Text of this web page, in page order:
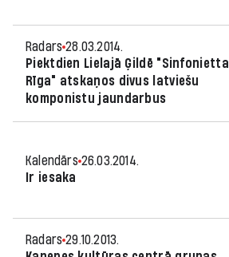
Radars 28.03.2014.
Piektdien Lielajā Ģildē "Sinfonietta
Rīga" atskaņos divus latviešu
komponistu jaundarbus
Kalendārs 26.03.2014.
Ir iesaka
Radars 29.10.2013.